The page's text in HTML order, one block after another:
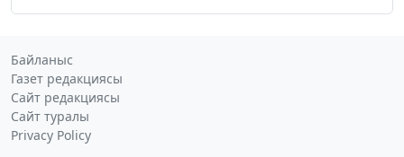
Байланыс
Газет редакциясы
Сайт редакциясы
Сайт туралы
Privacy Policy